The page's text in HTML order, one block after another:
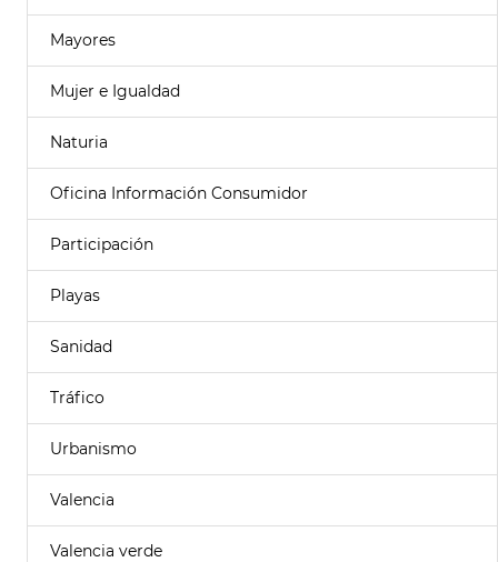
Mayores
Mujer e Igualdad
Naturia
Oficina Información Consumidor
Participación
Playas
Sanidad
Tráfico
Urbanismo
Valencia
Valencia verde